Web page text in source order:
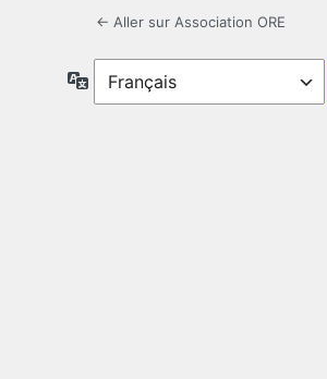
← Aller sur Association ORE
Langue